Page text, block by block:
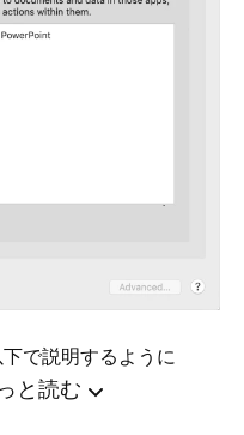
で説明するように
と読む